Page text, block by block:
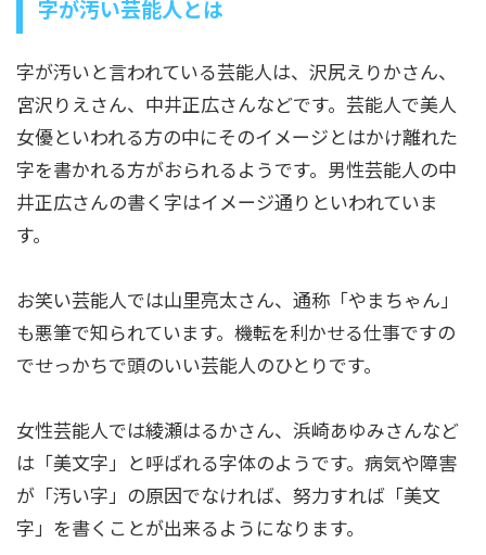
字が汚い芸能人とは
字が汚いと言われている芸能人は、沢尻えりかさん、
宮沢りえさん、中井正広さんなどです。芸能人で美人
女優といわれる方の中にそのイメージとはかけ離れた
字を書かれる方がおられるようです。男性芸能人の中
井正広さんの書く字はイメージ通りといわれていま
す。
お笑い芸能人では山里亮太さん、通称「やまちゃん」
も悪筆で知られています。機転を利かせる仕事ですの
でせっかちで頭のいい芸能人のひとりです。
女性芸能人では綾瀬はるかさん、浜崎あゆみさんなど
は「美文字」と呼ばれる字体のようです。病気や障害
が「汚い字」の原因でなければ、努力すれば「美文
字」を書くことが出来るようになります。